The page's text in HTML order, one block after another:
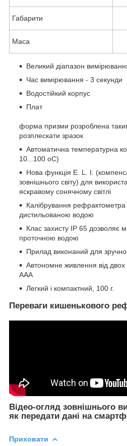
Габарити
Маса
Відео-огляд зовнішнього
як передати дані на
Переваги кишенькового
Великий діапазон
Час вимірювання - 3 секунди
Водостійкий корпус
Плат
форма призми розроблена
розплескати зразок
Автоматична температурна
10...100 оС)
Нова функція E. L. I.
зовнішнього світу) для
яскравому сонячному світлі
Калібрування рефрактометра
дистильованою водою
Клас захисту IP 65 дозволяє
проточною водою
Прилад виконаний для
Автономне живлення від двох
ААА
Легкий і компактний, 100 г.
Приховати